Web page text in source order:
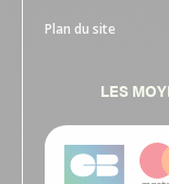
Plan du site
LES